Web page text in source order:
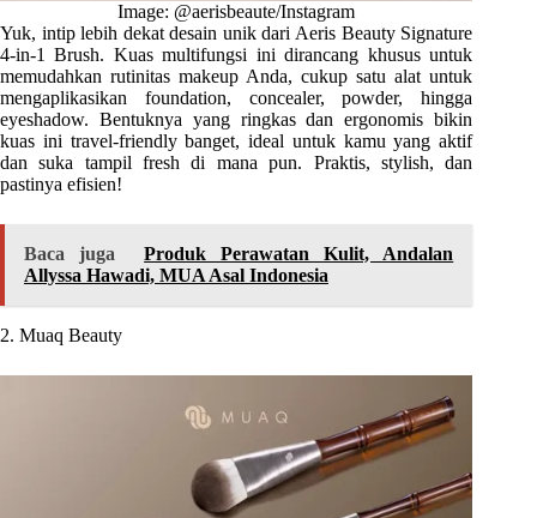
Image: @aerisbeaute/Instagram
Yuk, intip lebih dekat desain unik dari Aeris Beauty Signature
4-in-1 Brush. Kuas multifungsi ini dirancang khusus untuk
memudahkan rutinitas makeup Anda, cukup satu alat untuk
mengaplikasikan foundation, concealer, powder, hingga
eyeshadow. Bentuknya yang ringkas dan ergonomis bikin
kuas ini travel-friendly banget, ideal untuk kamu yang aktif
dan suka tampil fresh di mana pun. Praktis, stylish, dan
pastinya efisien!
Baca juga
Produk Perawatan Kulit, Andalan
Allyssa Hawadi, MUA Asal Indonesia
2. Muaq Beauty